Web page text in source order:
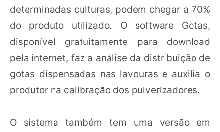
determinadas culturas, podem chegar a 70%
do produto utilizado. O software Gotas,
disponível gratuitamente para download
pela internet, faz a análise da distribuição de
gotas dispensadas nas lavouras e auxilia o
produtor na calibração dos pulverizadores.
O sistema também tem uma versão em